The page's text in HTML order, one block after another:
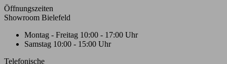
Öffnungszeiten
Showroom Bielefeld
Montag - Freitag 10:00 - 17:00 Uhr
Samstag 10:00 - 15:00 Uhr
Telefonische